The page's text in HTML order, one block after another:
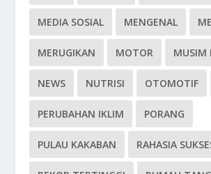
MEDIA SOSIAL MENGENAL
MERUGIKAN MOTOR MUSIM
NEWS NUTRISI OTOMOTIF
PERUBAHAN IKLIM PORANG
PULAU KAKABAN RAHASIA